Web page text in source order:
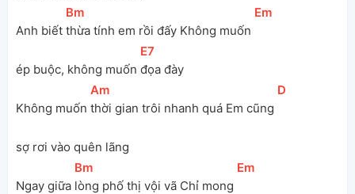
Anh biết
[Bm
thừa tính em rồi đấy Không muốn
[Em
ép buộc, không muốn
[E7
đọa đày
Không muốn
[
Am
thời gian trôi nhanh quá Em cũng
[D
sợ rơi vào quên lãng
Ngay giữa
[Bm
lòng phố thị vội vã Chỉ mong
[Em